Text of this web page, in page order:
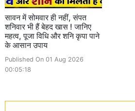
सावन में सोमवार ही नहीं, संपत
शनिवार भी हैं बेहद खास ! जानिए
महत्व, पूजा विधि और शनि कृपा पाने
के आसान उपाय
Published On 01 Aug 2026
00:05:18